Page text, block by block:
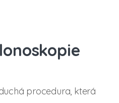
procedura, která